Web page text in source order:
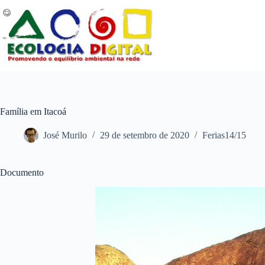
para
conteúdo
Família em Itacoá
José Murilo 29 de setembro de 2020 Ferias14/15
Documento